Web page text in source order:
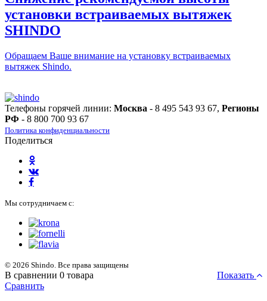
установки встраиваемых вытяжек
SHINDO
Обращаем Ваше внимание на установку встраиваемых
вытяжек Shindo.
Телефоны горячей линии: Москва - 8 495 543 93 67, Регионы
РФ - 8 800 700 93 67
Политика конфиденциальности
Поделиться
Мы сотрудничаем с:
© 2026 Shindo. Все права защищены
В сравнении 0 товара
Показать
Сравнить